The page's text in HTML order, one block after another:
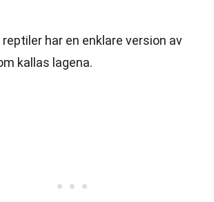
reptiler har en enklare version av
kallas lagena.